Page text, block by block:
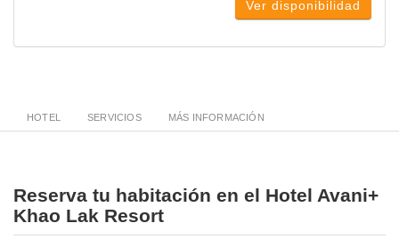
Ver disponibilidad
HOTEL SERVICIOS MÁS INFORMACIÓN
Reserva tu habitación en el Hotel Avani+
Khao Lak Resort